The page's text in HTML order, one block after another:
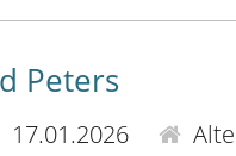
Peters
17.01.2026